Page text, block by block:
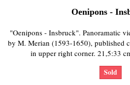
Oenipons -
"Oenipons - Insbruck". Panoramatic
by M. Merian (1593-1650), published
in upper right corner. 21,5:33
Sold